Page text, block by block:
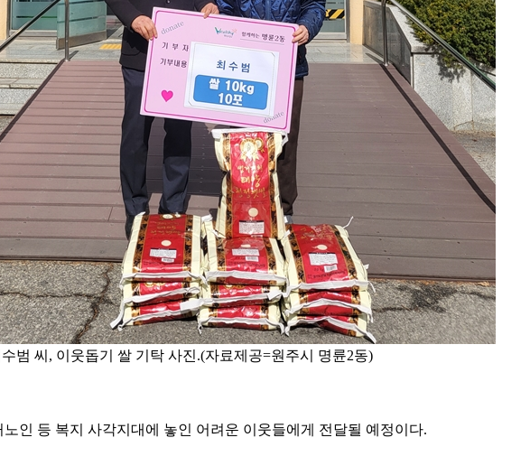
범 씨, 이웃돕기 쌀 기탁 사진.(자료제공=원주시 명륜2동)
인 등 복지 사각지대에 놓인 어려운 이웃들에게 전달될 예정이다.